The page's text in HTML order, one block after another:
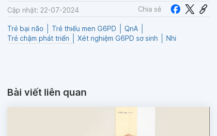
Cập nhật: 22-07-2024 Chia sẻ
Trẻ bại não Trẻ thiếu men G6PD
QnA
Trẻ chậm phát triển
Xét nghiệm G6PD sơ sinh Nhi
Bài viết liên quan